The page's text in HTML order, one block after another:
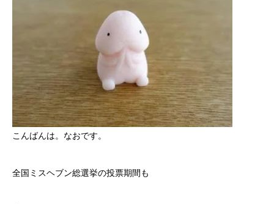
こんばんは。なおです。
全国ミスヘブン総選挙の投票期間も